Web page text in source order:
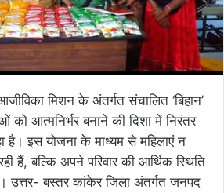
आजीविका मिशन के अंतर्गत संचालित ‘बिहान’
को आत्मनिर्भर बनाने की दिशा में निरंतर
है। इस योजना के माध्यम से महिलाएं न
हैं, बल्कि अपने परिवार की आर्थिक स्थिति
उत्तर- बस्तर कांकेर जिला अंतर्गत जनपद